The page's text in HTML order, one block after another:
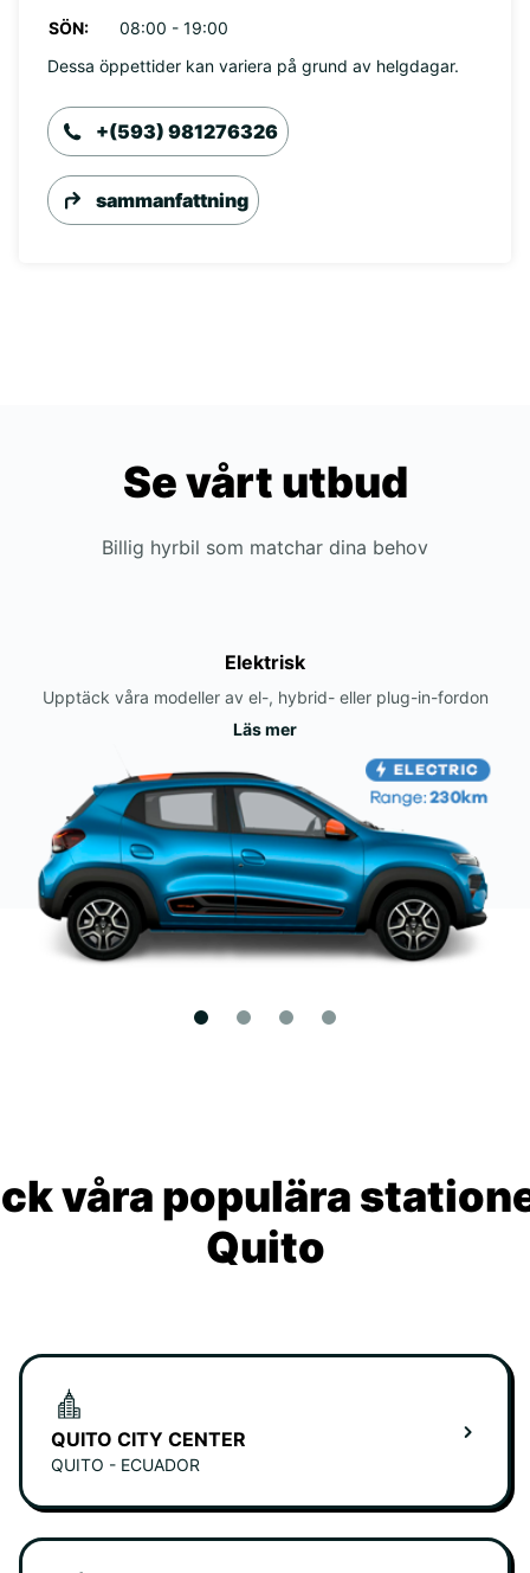
SÖN:
08:00 - 19:00
Dessa öppettider kan variera på grund av helgdagar.
+(593) 981276326
sammanfattning
Se vårt utbud
Billig hyrbil som matchar dina behov
Elektrisk
Upptäck våra modeller av el-, hybrid- eller plug-in-fordon
Läs mer
våra populära
Quito
QUITO CITY CENTER
QUITO - ECUADOR